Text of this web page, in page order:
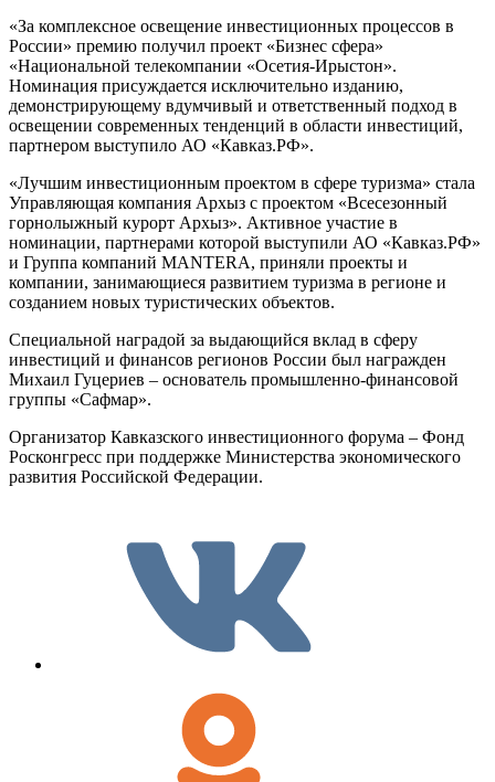
«За комплексное освещение инвестиционных процессов в
России» премию получил проект «Бизнес сфера»
«Национальной телекомпании «Осетия-Ирыстон».
Номинация присуждается исключительно изданию,
демонстрирующему вдумчивый и ответственный подход в
освещении современных тенденций в области инвестиций,
партнером выступило АО «Кавказ.РФ».
«Лучшим инвестиционным проектом в сфере туризма» стала
Управляющая компания Архыз с проектом «Всесезонный
горнолыжный курорт Архыз». Активное участие в
номинации, партнерами которой выступили АО «Кавказ.РФ»
и Группа компаний MANTERA, приняли проекты и
компании, занимающиеся развитием туризма в регионе и
созданием новых туристических объектов.
Специальной наградой за выдающийся вклад в сферу
инвестиций и финансов регионов России был награжден
Михаил Гуцериев – основатель промышленно-финансовой
группы «Сафмар».
Организатор Кавказского инвестиционного форума – Фонд
Росконгресс при поддержке Министерства экономического
развития Российской Федерации.